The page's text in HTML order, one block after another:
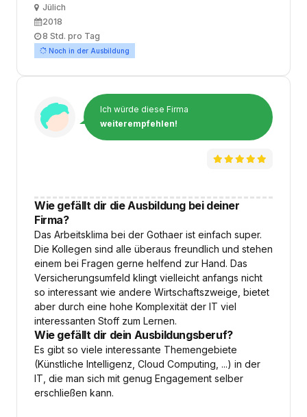
OrtJülich
Ausbildungsbeginn
2018
Arbeitszeit
8 Std. pro Tag
Noch in der Ausbildung
Ich würde diese Firma
weiterempfehlen!
Wie gefällt dir die Ausbildung bei deiner
Firma?
Das Arbeitsklima bei der Gothaer ist einfach super.
Die Kollegen sind alle überaus freundlich und stehen
einem bei Fragen gerne helfend zur Hand. Das
Versicherungsumfeld klingt vielleicht anfangs nicht
so interessant wie andere Wirtschaftszweige, bietet
aber durch eine hohe Komplexität der IT viel
interessanten Stoff zum Lernen.
Wie gefällt dir dein Ausbildungsberuf?
Es gibt so viele interessante Themengebiete
(Künstliche Intelligenz, Cloud Computing, ...) in der
IT, die man sich mit genug Engagement selber
erschließen kann.